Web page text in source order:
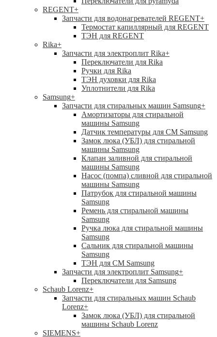
REGENT+
Запчасти для водонагревателей REGENT+
Термостат капиллярный для REGENT
ТЭН для REGENT
Rika+
Запчасти для электроплит Rika+
Переключатели для Rika
Ручки для Rika
ТЭН духовки для Rika
Уплотнители для Rika
Samsung+
Запчасти для стиральных машин Samsung+
Амортизаторы для стиральной
машины Samsung
Датчик температуры для СМ Samsung
Замок люка (УБЛ) для стиральной
машины Samsung
Клапан заливной для стиральной
машины Samsung
Насос (помпа) сливной для стиральной
машины Samsung
Патрубок для стиральной машины
Samsung
Ремень для стиральной машины
Samsung
Ручка люка для стиральной машины
Samsung
Сальник для стиральной машины
Samsung
ТЭН для СМ Samsung
Запчасти для электроплит Samsung+
Переключатели для Samsung
Schaub Lorenz+
Запчасти для стиральных машин Schaub
Lorenz+
Замок люка (УБЛ) для стиральной
машины Schaub Lorenz
SIEMENS+